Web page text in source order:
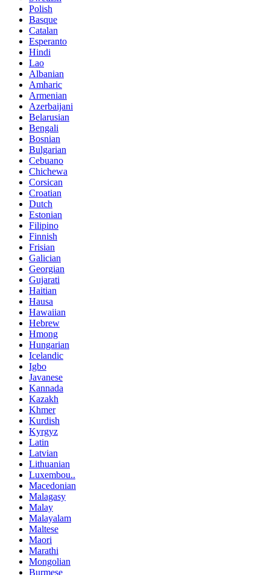
Polish
Basque
Catalan
Esperanto
Hindi
Lao
Albanian
Amharic
Armenian
Azerbaijani
Belarusian
Bengali
Bosnian
Bulgarian
Cebuano
Chichewa
Corsican
Croatian
Dutch
Estonian
Filipino
Finnish
Frisian
Galician
Georgian
Gujarati
Haitian
Hausa
Hawaiian
Hebrew
Hmong
Hungarian
Icelandic
Igbo
Javanese
Kannada
Kazakh
Khmer
Kurdish
Kyrgyz
Latin
Latvian
Lithuanian
Luxembou..
Macedonian
Malagasy
Malay
Malayalam
Maltese
Maori
Marathi
Mongolian
Burmese